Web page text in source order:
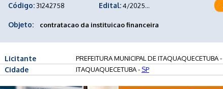
Código:31242758 Edital:4/2025...
Objeto: contratacao da instituicao financeira
Licitante PREFEITURA MUNICIPAL DE ITAQUAQUECETUBA -
Cidade ITAQUAQUECETUBA - SP